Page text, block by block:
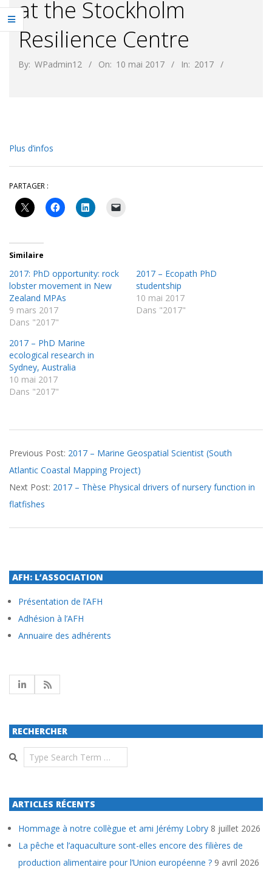
at the Stockholm
Resilience Centre
By: WPadmin12 On: 10 mai 2017 In: 2017
Plus d’infos
PARTAGER :
Similaire
2017: PhD opportunity: rock
lobster movement in New
Zealand MPAs
9 mars 2017
Dans "2017"
2017 – Ecopath PhD
studentship
10 mai 2017
Dans "2017"
2017 – PhD Marine
ecological research in
Sydney, Australia
10 mai 2017
Dans "2017"
05-
10
Previous Post: 2017 – Marine Geospatial Scientist (South
Atlantic Coastal Mapping Project)
Next Post: 2017 – Thèse Physical drivers of nursery function in
flatfishes
AFH: L’ASSOCIATION
Présentation de l’AFH
Adhésion à l’AFH
Annuaire des adhérents
RECHERCHER
Search
ARTICLES RÉCENTS
Hommage à notre collègue et ami Jérémy Lobry 8 juillet 2026
La pêche et l’aquaculture sont-elles encore des filières de
production alimentaire pour l’Union européenne ? 9 avril 2026